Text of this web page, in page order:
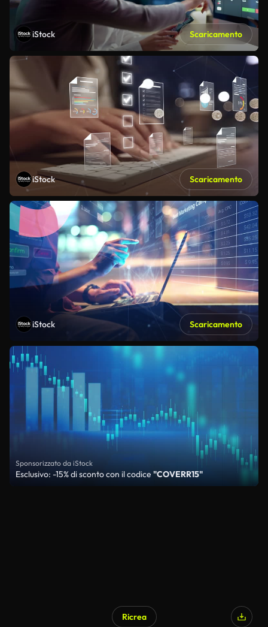
iStock Scaricamento
iStock Scaricamento
iStock Scaricamento
Sponsorizzato da iStock
Esclusivo: -15% di sconto con il codice "COVERR15"
Ricrea